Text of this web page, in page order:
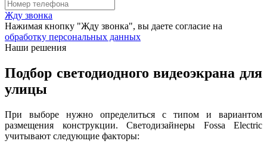
Жду звонка
Нажимая кнопку "Жду звонка", вы даете согласие на
обработку персональных данных
Наши решения
Подбор светодиодного видеоэкрана для
улицы
При выборе нужно определиться с типом и вариантом
размещения конструкции. Светодизайнеры Fossa Electric
учитывают следующие факторы: